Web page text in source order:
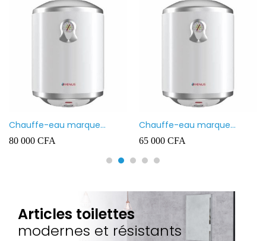
Chauffe-eau marque
VENUS 80L
80 000 CFA
Chauffe-eau marque
VENUS 50L
65 000 CFA
Articles toilettes
modernes et résistants